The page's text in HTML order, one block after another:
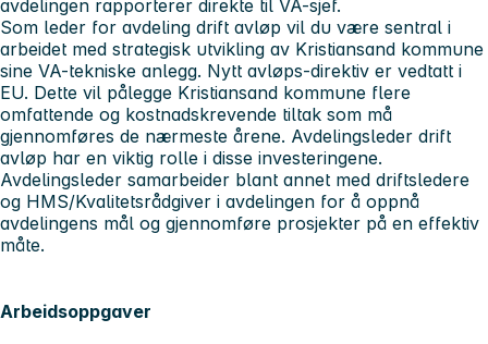
avdelingen rapporterer direkte til VA-sjef.
Som leder for avdeling drift avløp vil du være sentral i
arbeidet med strategisk utvikling av Kristiansand kommune
sine VA-tekniske anlegg. Nytt avløps-direktiv er vedtatt i
EU. Dette vil pålegge Kristiansand kommune flere
omfattende og kostnadskrevende tiltak som må
gjennomføres de nærmeste årene. Avdelingsleder drift
avløp har en viktig rolle i disse investeringene.
Avdelingsleder samarbeider blant annet med driftsledere
og HMS/Kvalitetsrådgiver i avdelingen for å oppnå
avdelingens mål og gjennomføre prosjekter på en effektiv
måte.
Arbeidsoppgaver